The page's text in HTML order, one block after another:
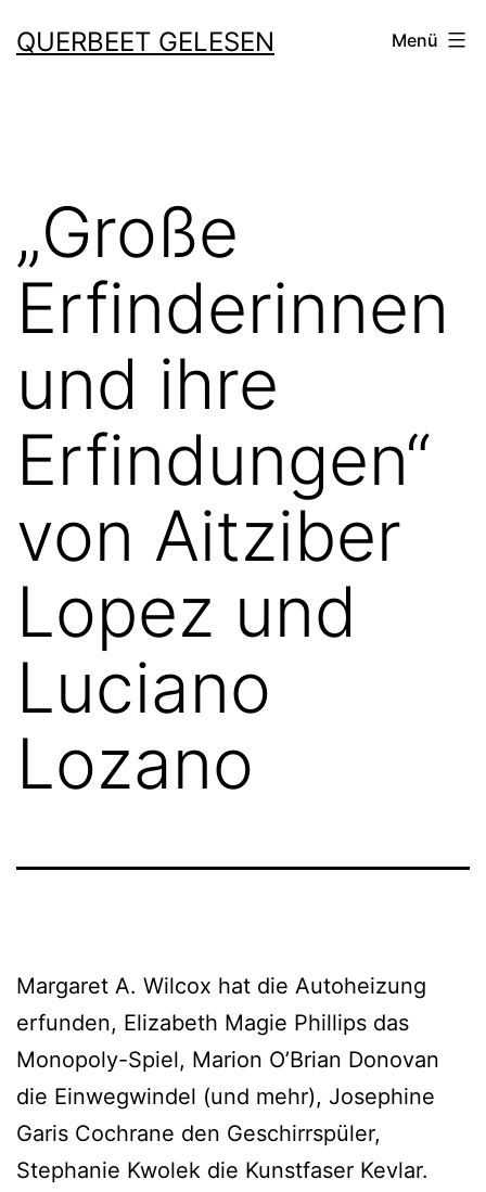
Inhalt
QUERBEET GELESEN Menü
„Große
Erfinderinnen
und ihre
Erfindungen“
von Aitziber
Lopez und
Luciano
Lozano
Margaret A. Wilcox hat die Autoheizung
erfun­den, Elizabeth Magie Phillips das
Monopoly-Spiel, Marion O’Brian Donovan
die Einwegwindel (und mehr), Josephine
Garis Cochrane den Geschirrspüler,
Stephanie Kwolek die Kunstfaser Kevlar.